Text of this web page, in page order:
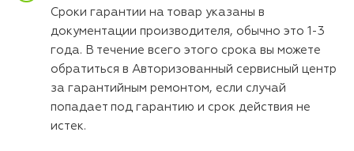
Сроки гарантии на товар указаны в
документации производителя, обычно это 1-3
года. В течение всего этого срока вы можете
обратиться в Авторизованный сервисный центр
за гарантийным ремонтом, если случай
попадает под гарантию и срок действия не
истек.